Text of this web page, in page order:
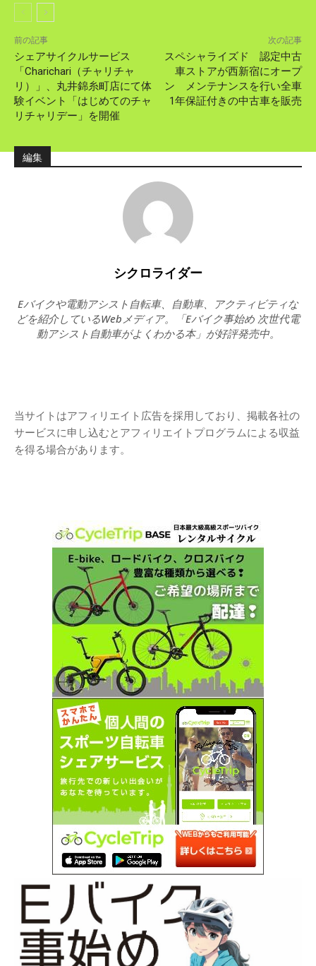
前の記事
シェアサイクルサービス
「Charichari（チャリチャ
リ）」、丸井錦糸町店にて体
験イベント「はじめてのチャ
リチャリデー」を開催
次の記事
スペシャライズド 認定中古
車ストアが西新宿にオープ
ン メンテナンスを行い全車
1年保証付きの中古車を販売
編集
シクロライダー
Eバイクや電動アシスト自転車、自動車、アクティビティな
どを紹介しているWebメディア。「Eバイク事始め 次世代電
動アシスト自動車がよくわかる本」が好評発売中。
当サイトはアフィリエイト広告を採用しており、掲載各社の
サービスに申し込むとアフィリエイトプログラムによる収益
を得る場合があります。